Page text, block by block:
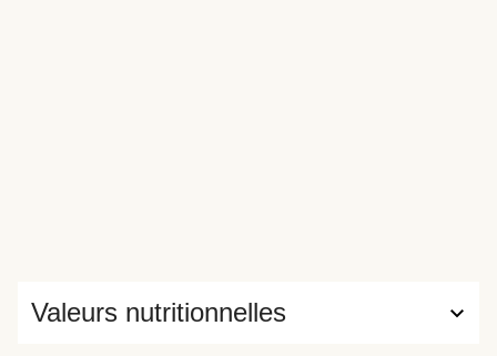
Valeurs nutritionnelles